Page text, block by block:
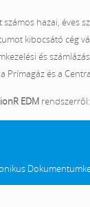
hazai, éves
kibocsátó cég
és
Prímagáz és a
EDMrendszerről: